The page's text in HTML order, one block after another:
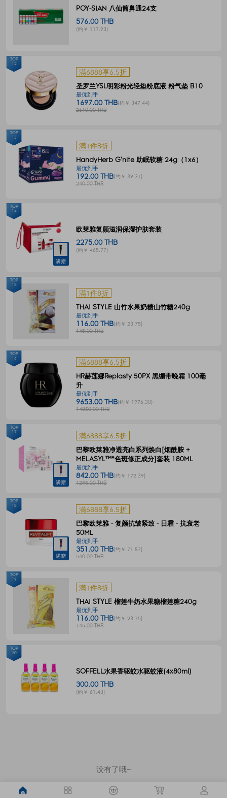
POY-SIAN 八仙筒鼻通24支
576.00 THB
(约￥ 117.93)
满6888享6.5折
圣罗兰YSL明彩粉光轻垫粉底液 粉气垫 B10
最优到手
1697.00 THB(约￥ 347.44)
2610.00 THB
TOP
12
满1件8折
HandyHerb G'nite 助眠软糖 24g（1x6）
最优到手
192.00 THB(约￥ 39.31)
240.00 THB
TOP
13
满赠
欧莱雅复颜滋润保湿护肤套装
2275.00 THB
(约￥ 465.77)
TOP
14
满1件8折
THAI STYLE 山竹水果奶糖山竹糖240g
最优到手
116.00 THB(约￥ 23.75)
145.00 THB
TOP
15
满6888享6.5折
HR赫莲娜Replasty 50PX 黑绷带晚霜 100毫
升
最优到手
9653.00 THB(约￥ 1976.30)
14850.00 THB
TOP
16
满赠
满6888享6.5折
巴黎欧莱雅净透亮白系列焕白[烟酰胺 +
MELASYL™*色斑修正成分]套装 180ML
最优到手
842.00 THB(约￥ 172.39)
1295.00 THB
TOP
17
满赠
满6888享6.5折
巴黎欧莱雅 - 复颜抗皱紧致 - 日霜 - 抗衰老
50ML
最优到手
351.00 THB(约￥ 71.87)
540.00 THB
TOP
18
满1件8折
THAI STYLE 榴莲牛奶水果糖榴莲糖240g
最优到手
116.00 THB(约￥ 23.75)
145.00 THB
TOP
19
SOFFELL水果香驱蚊水驱蚊液(4x80ml)
300.00 THB
(约￥ 61.43)
TOP
20
没有了哦~